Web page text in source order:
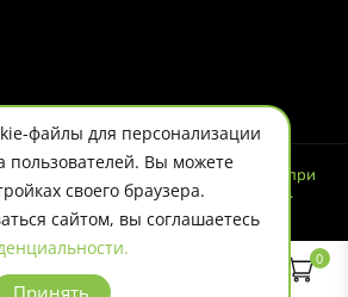
0
информационный характер и ни при
не является публичной офертой.
конфиденциальности
файлы для персонализации
пользователей. Вы можете
своего браузера.
сайтом, вы соглашаетесь
Принять